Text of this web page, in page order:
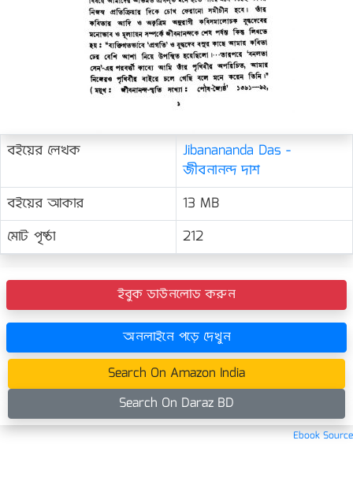
বইয়ের লেখক
Jibanananda Das -
জীবনানন্দ দাশ
বইয়ের আকার
13 MB
মোট পৃষ্ঠা
212
ইবুক ডাউনলোড করুন
অনলাইনে পড়ে দেখুন
Search On Amazon India
Search On Daraz BD
Ebook Source